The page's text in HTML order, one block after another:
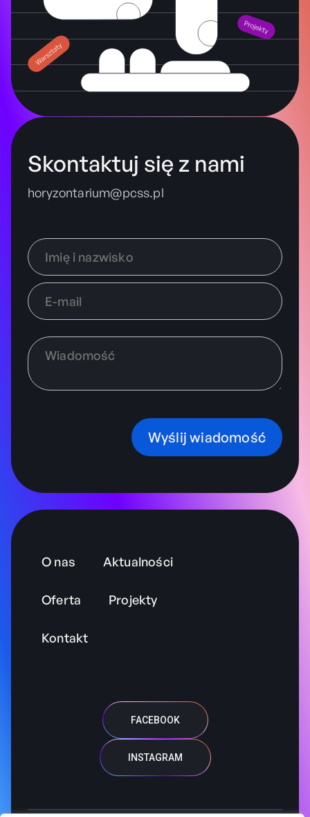
Skontaktuj się z nami
horyzontarium@pcss.pl
Wyślij wiadomość
O nas Aktualności
Oferta Projekty
Kontakt
FACEBOOK
INSTAGRAM